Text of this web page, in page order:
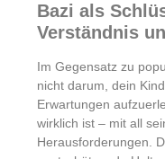
Bazi als
Verständnis
Im Gegensatz zu
nicht darum, dein
Erwartungen
wirklich ist – mit all
Herausforderungen.